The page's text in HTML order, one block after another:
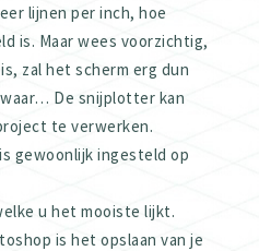
lijnen per inch, hoe
is. Maar wees voorzichtig,
zal het scherm erg dun
De snijplotter kan
te verwerken.
gewoonlijk ingesteld op
u het mooiste lijkt.
is het opslaan van je